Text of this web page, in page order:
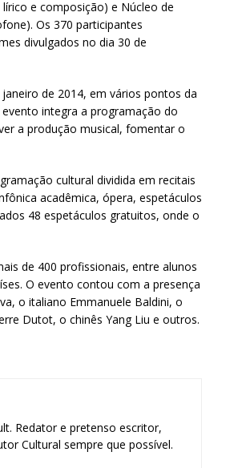
e composição) e Núcleo de
Os 370 participantes
divulgados no dia 30 de
de 2014, em vários pontos da
integra a programação do
a produção musical, fomentar o
cultural dividida em recitais
acadêmica, ópera, espetáculos
48 espetáculos gratuitos, onde o
de 400 profissionais, entre alunos
O evento contou com a presença
o italiano Emmanuele Baldini, o
Dutot, o chinês Yang Liu e outros.
Redator e pretenso escritor,
Cultural sempre que possível.